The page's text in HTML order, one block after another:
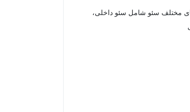
مختلف سئو شامل سئو داخلی،